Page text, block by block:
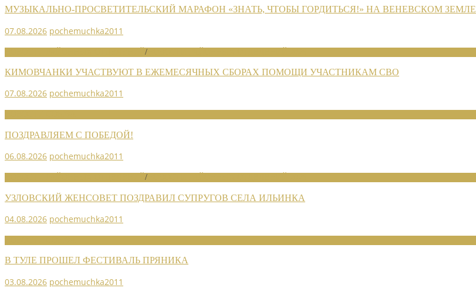
МУЗЫКАЛЬНО-ПРОСВЕТИТЕЛЬСКИЙ МАРАФОН «ЗНАТЬ, ЧТОБЫ ГОРДИТЬСЯ!» НА ВЕНЕВСКОМ ЗЕМЛЕ
07.08.2026 pochemuchka2011
/
КИМОВЧАНКИ УЧАСТВУЮТ В ЕЖЕМЕСЯЧНЫХ СБОРАХ ПОМОЩИ УЧАСТНИКАМ СВО
07.08.2026 pochemuchka2011
ПОЗДРАВЛЯЕМ С ПОБЕДОЙ!
06.08.2026 pochemuchka2011
/
УЗЛОВСКИЙ ЖЕНСОВЕТ ПОЗДРАВИЛ СУПРУГОВ СЕЛА ИЛЬИНКА
04.08.2026 pochemuchka2011
В ТУЛЕ ПРОШЕЛ ФЕСТИВАЛЬ ПРЯНИКА
03.08.2026 pochemuchka2011